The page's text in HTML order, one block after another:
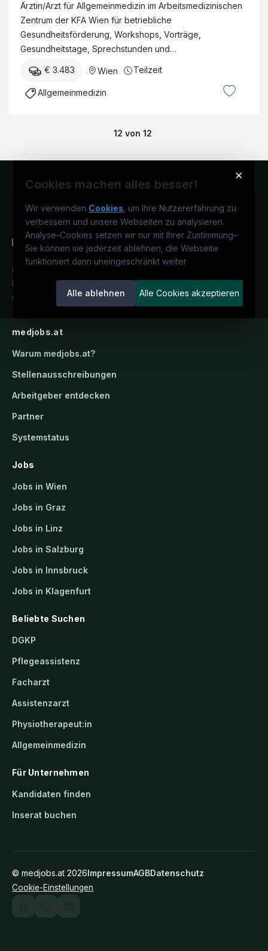
Ärztin/Arzt für Allgemeinmedizin im Arbeitsmedizinischen
Zentrum der KFA Wien für betriebliche
Gesundheitsförderung, Workshops, Vorträge,
Gesundheitstage, Sprechstunden und…
€ 3.483 Wien Teilzeit
Allgemeinmedizin
12 von 12
×
Cookies machen alles besser!
Wir verwenden Cookies , um Ihre Nutzererfahrung zu
verbessern und unsere Webseiten zu analysieren.
Analyse-Cookies setzen wir nur mit Ihrer Zustimmung–
Sie können sie jederzeit ablehnen, die Webseite
funktioniert dann uneingeschränkt weiter
Alle ablehnen Alle Cookies akzeptieren
Österreichs medizinisches
Karriereportal.Ein Service der
candidatis GmbH.
medjobs.at
Warum medjobs.at?
Stellenausschreibungen
Arbeitgeber entdecken
Partner
Systemstatus
Jobs
Jobs in Wien
Jobs in Graz
Jobs in Linz
Jobs in Salzburg
Jobs in Innsbruck
Jobs in Klagenfurt
Beliebte Suchen
DGKP
Pflegeassistenz
Facharzt
Assistenzarzt
Physiotherapeut:in
Allgemeinmedizin
Für Unternehmen
Kandidaten finden
Inserat buchen
© medjobs.at 2026ImpressumAGBDatenschutz
Cookie-Einstellungen